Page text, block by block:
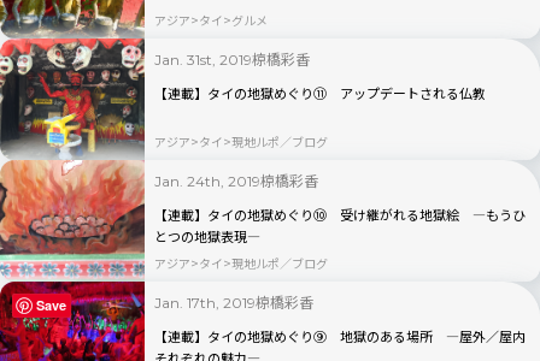
アジア タイ グルメ
Jan. 31st, 2019椋橋彩香
【連載】タイの地獄めぐり⑪ アップデートされる仏教
アジア タイ 現地ルポ／ブログ
Jan. 24th, 2019椋橋彩香
【連載】タイの地獄めぐり⑩ 受け継がれる地獄絵 ―もうひ
とつの地獄表現―
アジア タイ 現地ルポ／ブログ
Jan. 17th, 2019椋橋彩香
【連載】タイの地獄めぐり⑨ 地獄のある場所 ―屋外／屋内
Save